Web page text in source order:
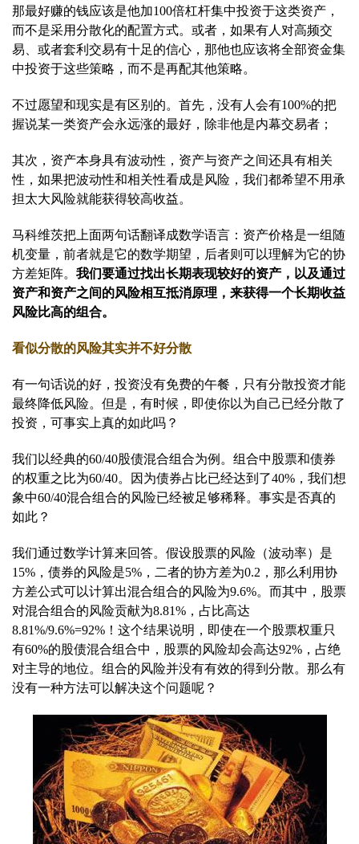
那最好赚的钱应该是他加100倍杠杆集中投资于这类资产，
而不是采用分散化的配置方式。或者，如果有人对高频交
易、或者套利交易有十足的信心，那他也应该将全部资金集
中投资于这些策略，而不是再配其他策略。
不过愿望和现实是有区别的。首先，没有人会有100%的把
握说某一类资产会永远涨的最好，除非他是内幕交易者；
其次，资产本身具有波动性，资产与资产之间还具有相关
性，如果把波动性和相关性看成是风险，我们都希望不用承
担太大风险就能获得较高收益。
马科维茨把上面两句话翻译成数学语言：资产价格是一组随
机变量，前者就是它的数学期望，后者则可以理解为它的协
方差矩阵。 我们要通过找出长期表现较好的资产，以及通过
资产和资产之间的风险相互抵消原理，来获得一个长期收益
风险比高的组合。
看似分散的风险其实并不好分散
有一句话说的好，投资没有免费的午餐，只有分散投资才能
最终降低风险。但是，有时候，即使你以为自己已经分散了
投资，可事实上真的如此吗？
我们以经典的60/40股债混合组合为例。组合中股票和债券
的权重之比为60/40。因为债券占比已经达到了40%，我们想
象中60/40混合组合的风险已经被足够稀释。事实是否真的
如此？
我们通过数学计算来回答。假设股票的风险（波动率）是
15%，债券的风险是5%，二者的协方差为0.2，那么利用协
方差公式可以计算出混合组合的风险为9.6%。而其中，股票
对混合组合的风险贡献为8.81%，占比高达
8.81%/9.6%=92%！这个结果说明，即使在一个股票权重只
有60%的股债混合组合中，股票的风险却会高达92%，占绝
对主导的地位。组合的风险并没有有效的得到分散。那么有
没有一种方法可以解决这个问题呢？